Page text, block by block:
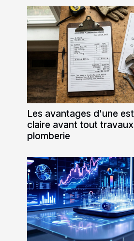
Les avantages d'une
claire avant tout
plomberie